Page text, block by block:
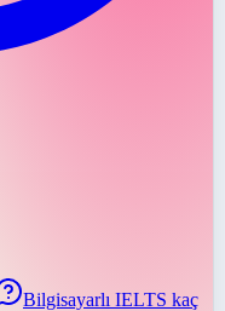
Bilgisayarlı IELTS kaç